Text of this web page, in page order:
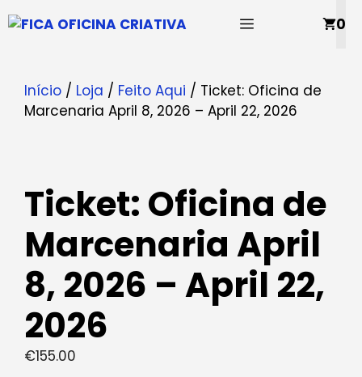
para
MENU 0
Início / Loja / Feito Aqui / Ticket: Oficina de
Marcenaria April 8, 2026 – April 22, 2026
Ticket: Oficina de
Marcenaria April
8, 2026 – April 22,
2026
€155.00